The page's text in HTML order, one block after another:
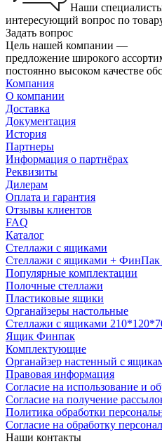
Наши
интересующий вопрос по
Задать вопрос
Цель нашей компании —
предложение широкого
постоянно высоком качестве
Компания
О компании
Доставка
Документация
История
Партнеры
Информация о партнёрах
Реквизиты
Дилерам
Оплата и гарантия
Отзывы клиентов
FAQ
Каталог
Стеллажи с ящиками
Стеллажи с ящиками + ФинПак
Популярные комплектации
Полочные стеллажи
Пластиковые ящики
Органайзеры настольные
Стеллажи с ящиками
Ящик Финпак
Комплектующие
Органайзер настенный с
Правовая информация
Согласие на использование и
Согласие на получение
Политика обработки
Согласие на обработку
Наши контакты